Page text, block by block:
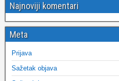
Najnoviji komentari
Meta
Prijava
Sažetak objava